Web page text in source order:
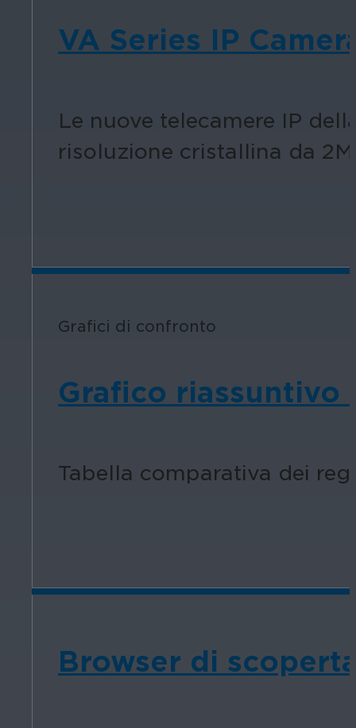
VA Series IP
Le nuove telecamere IP
risoluzione cristallina da
Grafici di confronto
Grafico riassuntivo
Tabella comparativa dei
Browser di